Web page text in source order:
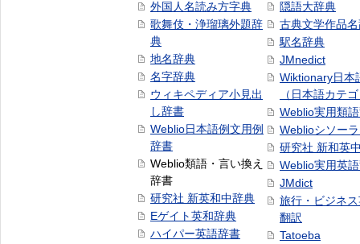
外国人名読み方字典
歌舞伎・浄瑠璃外題辞
典
地名辞典
名字辞典
ウィキペディア小見出
し辞書
Weblio日本語例文用例
辞書
Weblio類語・言い換え
辞書
研究社 新英和中辞典
Eゲイト英和辞典
ハイパー英語辞書
隠語大辞典
古典文学作品
駅名辞典
JMnedict
Wiktionary日本
（日本語カテ
Weblio実用類
Weblioシソー
研究社 新和英
Weblio実用英
JMdict
旅行・ビジネ
翻訳
Tatoeba